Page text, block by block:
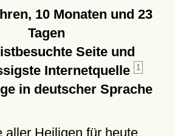
10 Monaten und 23
Tagen
Seite und
Internetquelle
1
in deutscher Sprache
aller Heiligen für heute,